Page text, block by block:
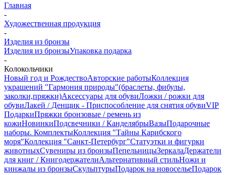
Главная
-
Художественная продукция
-
Изделия из бронзы
Изделия из бронзыУпаковка подарка
-
Колокольчики
Новый год и РождествоАвторские работыКоллекция
украшений "Гармония природы"(браслеты, фибулы,
заколки,пряжки)Аксессуары для обувиЛожки / рожки для
обувиЛакей / Денщик - Приспособление для снятия обувиVIP
ПодаркиПряжки бронзовые / ремень из
кожиНовинкиПодсвечники / КанделябрыВазыПодарочные
наборы. КомплектыКоллекция "Тайны Карибского
моря"Коллекция "Санкт-Петербург"Статуэтки и фигурки
животныхСувениры из бронзыПепельницыЗеркалаДержатели
для книг / КнигодержателиАльтернативный стильНожи и
кинжалы из бронзыСкульптурыПодарок на новосельеПодарок